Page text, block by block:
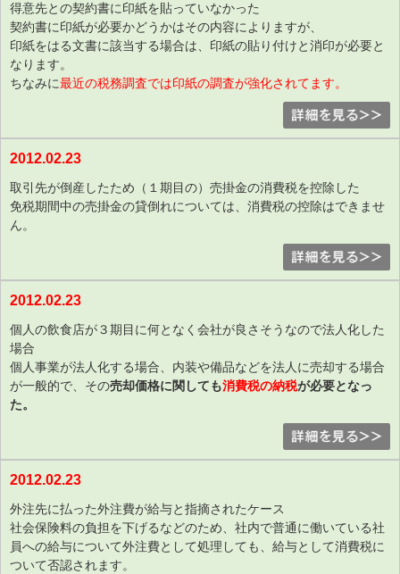
得意先との契約書に印紙を貼っていなかった
契約書に印紙が必要かどうかはその内容によりますが、
印紙をはる文書に該当する場合は、印紙の貼り付けと消印が必要と
なります。
ちなみに最近の税務調査では印紙の調査が強化されてます。
2012.02.23
取引先が倒産したため（１期目の）売掛金の消費税を控除した
免税期間中の売掛金の貸倒れについては、消費税の控除はできませ
ん。
2012.02.23
個人の飲食店が３期目に何となく会社が良さそうなので法人化した
場合
個人事業が法人化する場合、内装や備品などを法人に売却する場合
が一般的で、その売却価格に関しても消費税の納税が必要となっ
た。
2012.02.23
外注先に払った外注費が給与と指摘されたケース
社会保険料の負担を下げるなどのため、社内で普通に働いている社
員への給与について外注費として処理しても、給与として消費税に
ついて否認されます。